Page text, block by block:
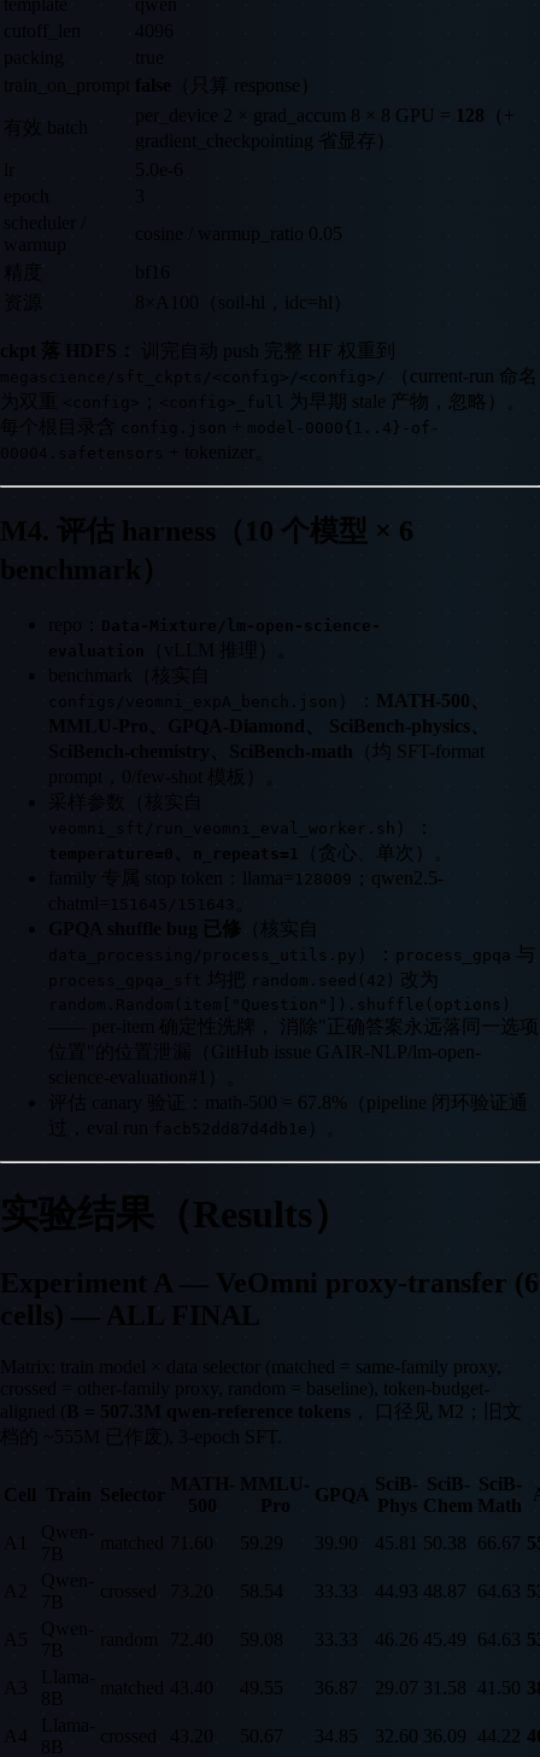
4096
（只算 response）
有效 batch
per_device 2 × grad_accum 8 × 8 GPU = 128 （+
gradient_checkpointing 省显存）
warmup
cosine / warmup_ratio 0.05
8×A100（soil-hl，idc=hl）
ckpt 落 HDFS： 训完自动 push 完整 HF 权重到
megascience/sft_ckpts/<config>/<config>/
（current-run 命名
<config>_full
为早期 stale 产物，忽略）。
config.json +
model-0000{1..4}-of-
+ tokenizer。
M4. 评估 harness（10 个模型 × 6
Data-Mixture/lm-open-science-
（vLLM 推理）。
benchmark（核实自
configs/veomni_expA_bench.json ）： MATH-500、
MMLU-Pro、GPQA-Diamond、 SciBench-physics、
SciBench-chemistry、SciBench-math （均 SFT-format
prompt，0/few-shot 模板）。
veomni_sft/run_veomni_eval_worker.sh ）：
n_repeats=1
（贪心、单次）。
family 专属 stop token：llama=
128009 ；qwen2.5-
chatml=
151645/151643
GPQA shuffle bug 已修 （核实自
data_processing/process_utils.py ）： process_gpqa 与
process_gpqa_sft 均把 random.seed(42) 改为
random.Random(item["Question"]).shuffle(options)
—— per-item 确定性洗牌， 消除"正确答案永远落同一选项
位置"的位置泄漏（GitHub issue GAIR-NLP/lm-open-
science-evaluation#1）。
评估 canary 验证：math-500 = 67.8%（pipeline 闭环验证通
facb52dd87d4db1e ）。
实验结果（Results）
Experiment A — VeOmni proxy-transfer (6
cells) — ALL FINAL
Matrix: train model × data selector (matched = same-family proxy,
crossed = other-family proxy, random = baseline), token-budget-
B = 507.3M qwen-reference tokens ， 口径见 M2；旧文
档的 ~555M 已作废), 3-epoch SFT.
MATH-
500
MMLU-
Pro
GPQA
SciB-
Phys
SciB-
Chem
SciB-
Math
A1 matched 71.60 59.29 39.90 45.81 50.38 66.67
7B
73.20 58.54 33.33 44.93 48.87 64.63
Qwen-
7B
72.40 59.08 33.33 46.26 45.49 64.63
A3 matched 43.40 49.55 36.87 29.07 31.58 41.50
43.20 50.67 34.85 32.60 36.09 44.22